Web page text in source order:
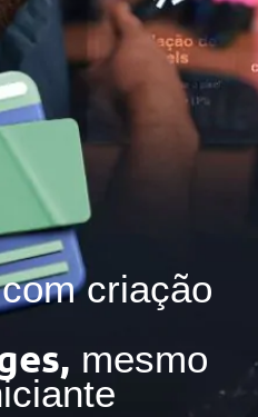
criação
mesmo